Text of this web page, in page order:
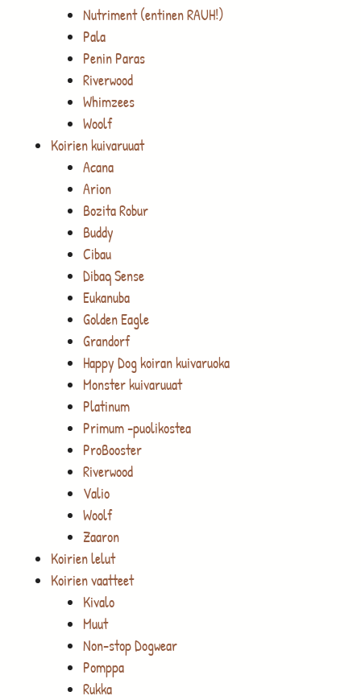
Nutriment (entinen RAUH!)
Pala
Penin Paras
Riverwood
Whimzees
Woolf
Koirien kuivaruuat
Acana
Arion
Bozita Robur
Buddy
Cibau
Dibaq Sense
Eukanuba
Golden Eagle
Grandorf
Happy Dog koiran kuivaruoka
Monster kuivaruuat
Platinum
Primum -puolikostea
ProBooster
Riverwood
Valio
Woolf
Zaaron
Koirien lelut
Koirien vaatteet
Kivalo
Muut
Non-stop Dogwear
Pomppa
Rukka